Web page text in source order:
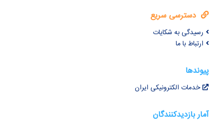
دسترسی سریع
رسیدگی به شکایات
ارتباط با ما
پیوندها
خدمات الکترونیکی ایران
آمار بازدیدکنندگان